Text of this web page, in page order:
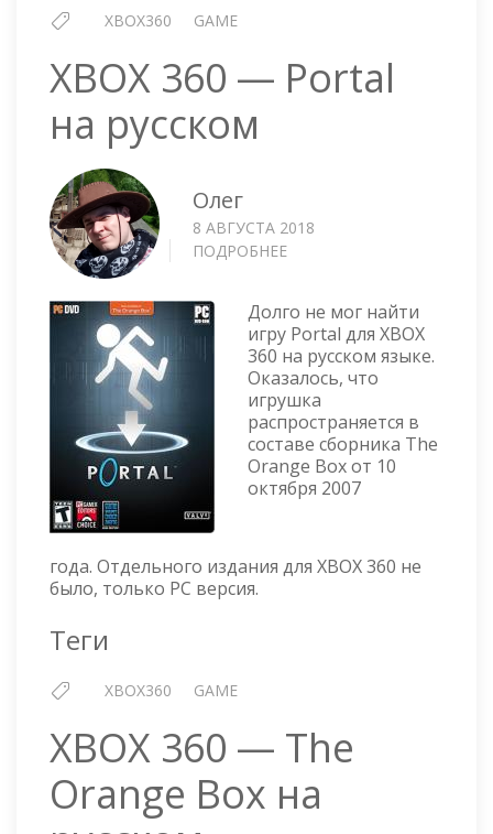
XBOX360 GAME
XBOX 360 — Portal
на русском
Олег
8 АВГУСТА 2018
ПОДРОБНЕЕ
—
PORTAL
НА
РУССКОМ
Долго не мог найти
игру Portal для XBOX
360 на русском языке.
Оказалось, что
игрушка
распространяется в
составе сборника The
Orange Box от 10
октября 2007
года. Отдельного издания для XBOX 360 не
было, только PC версия.
Теги
XBOX360 GAME
XBOX 360 — The
Orange Box на